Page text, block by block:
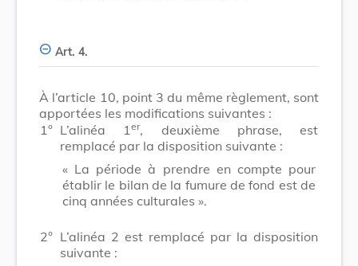
Art. 4.
À l’article 10, point 3 du même règlement, sont
apportées les modifications suivantes :
1° L’alinéa 1er, deuxième phrase, est
remplacé par la disposition suivante :
« La période à prendre en compte pour
établir le bilan de la fumure de fond est de
cinq années culturales ».
2° L’alinéa 2 est remplacé par la disposition
suivante :